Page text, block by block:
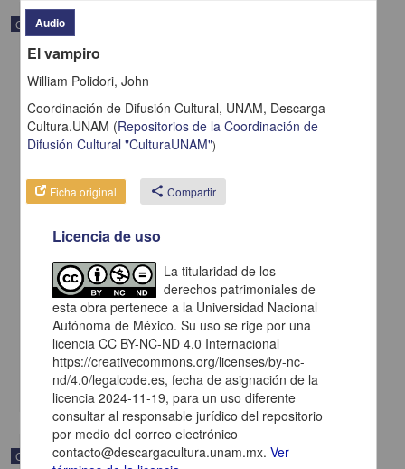
Correspondencia postal
Carta de H. C. Pitman a Francisco I. Madero en la que le solicita
una fotografía
Pitman, H. C.
[sin fecha]
Multidisciplina
Correspondencia postal
Audio
El vampiro
William Polidori, John
Coordinación de Difusión Cultural, UNAM, Descarga
Cultura.UNAM (Repositorios de la Coordinación de
Difusión Cultural "CulturaUNAM")
Ficha original share Compartir
Licencia de uso
La titularidad de los
derechos patrimoniales de
esta obra pertenece a la Universidad Nacional
Autónoma de México. Su uso se rige por una
licencia CC BY-NC-ND 4.0 Internacional
https://creativecommons.org/licenses/by-nc-
nd/4.0/legalcode.es, fecha de asignación de la
licencia 2024-11-19, para un uso diferente
consultar al responsable jurídico del repositorio
por medio del correo electrónico
contacto@descargacultura.unam.mx.Ver